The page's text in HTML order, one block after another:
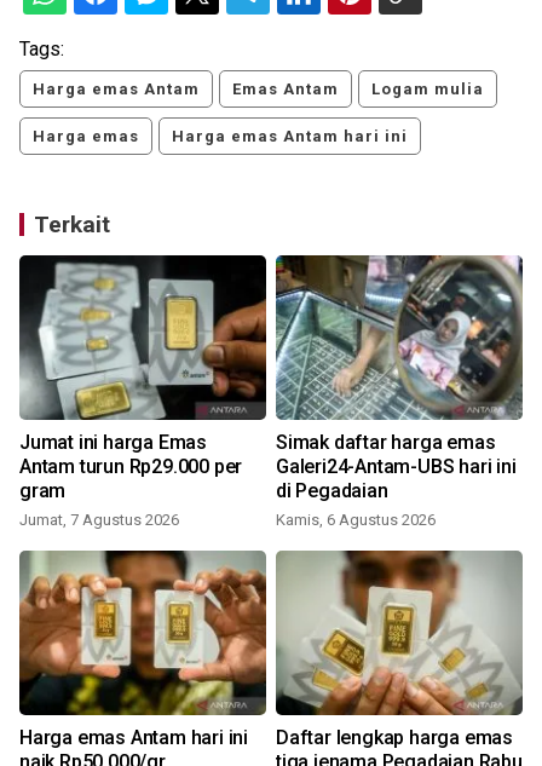
Tags:
Harga emas Antam Emas Antam Logam mulia
Harga emas Harga emas Antam hari ini
Terkait
Jumat ini harga Emas
Antam turun Rp29.000 per
gram
Jumat, 7 Agustus 2026
Simak daftar harga emas
Galeri24-Antam-UBS hari ini
di Pegadaian
Kamis, 6 Agustus 2026
Harga emas Antam hari ini
Daftar lengkap harga emas